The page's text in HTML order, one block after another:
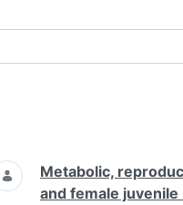
Metabolic,
and female